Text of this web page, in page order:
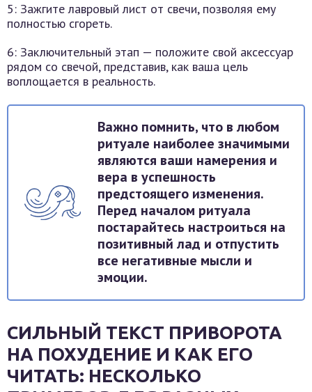
5: Зажгите лавровый лист от свечи, позволяя ему
полностью сгореть.
6: Заключительный этап — положите свой аксессуар
рядом со свечой, представив, как ваша цель
воплощается в реальность.
Важно помнить, что в любом
ритуале наиболее значимыми
являются ваши намерения и
вера в успешность
предстоящего изменения.
Перед началом ритуала
постарайтесь настроиться на
позитивный лад и отпустить
все негативные мысли и
эмоции.
СИЛЬНЫЙ ТЕКСТ ПРИВОРОТА
НА ПОХУДЕНИЕ И КАК ЕГО
ЧИТАТЬ: НЕСКОЛЬКО